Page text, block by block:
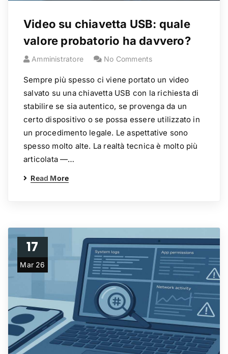
Video su chiavetta USB: quale
valore probatorio ha davvero?
Amministratore No Comments
Sempre più spesso ci viene portato un video
salvato su una chiavetta USB con la richiesta di
stabilire se sia autentico, se provenga da un
certo dispositivo o se possa essere utilizzato in
un procedimento legale. Le aspettative sono
spesso molto alte. La realtà tecnica è molto più
articolata —…
Read More
17
Mar 26